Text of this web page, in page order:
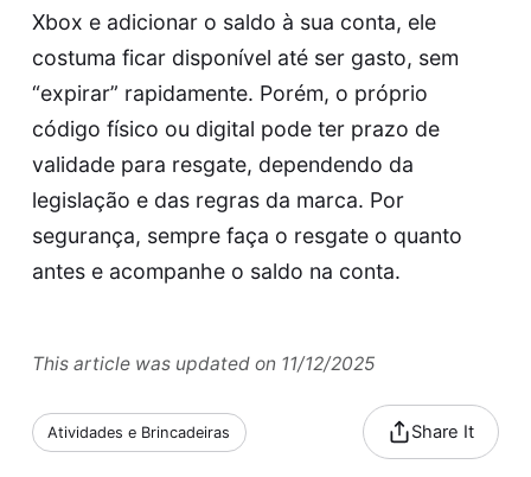
Xbox e adicionar o saldo à sua conta, ele
costuma ficar disponível até ser gasto, sem
“expirar” rapidamente. Porém, o próprio
código físico ou digital pode ter prazo de
validade para resgate, dependendo da
legislação e das regras da marca. Por
segurança, sempre faça o resgate o quanto
antes e acompanhe o saldo na conta.
This article was updated on 11/12/2025
Atividades e Brincadeiras Share It